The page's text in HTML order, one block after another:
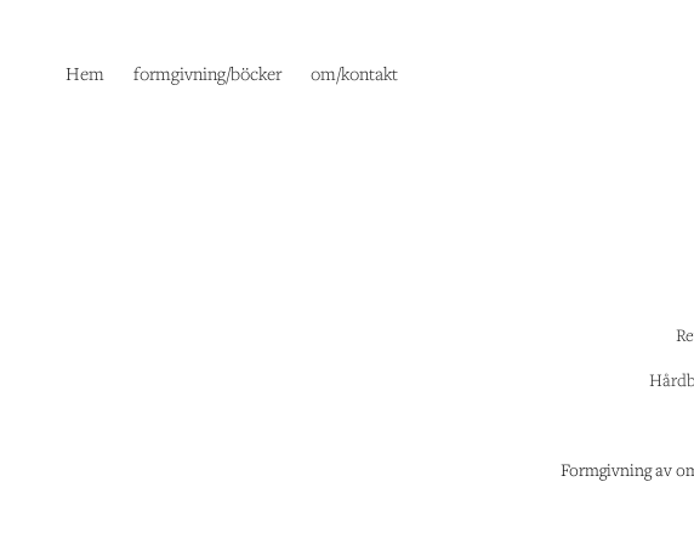
Hem formgivning/böcker om/kontakt
Formgivning av